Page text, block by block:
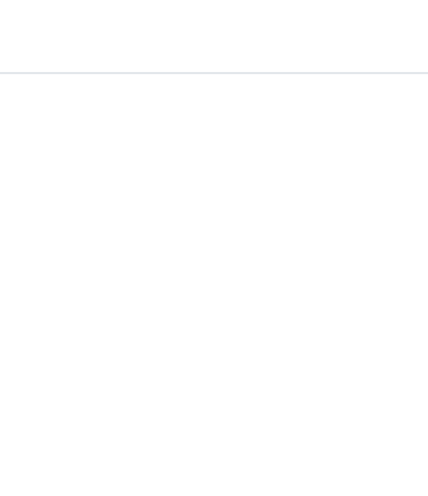
en/kids/blood.html. Accessed on February 14th,